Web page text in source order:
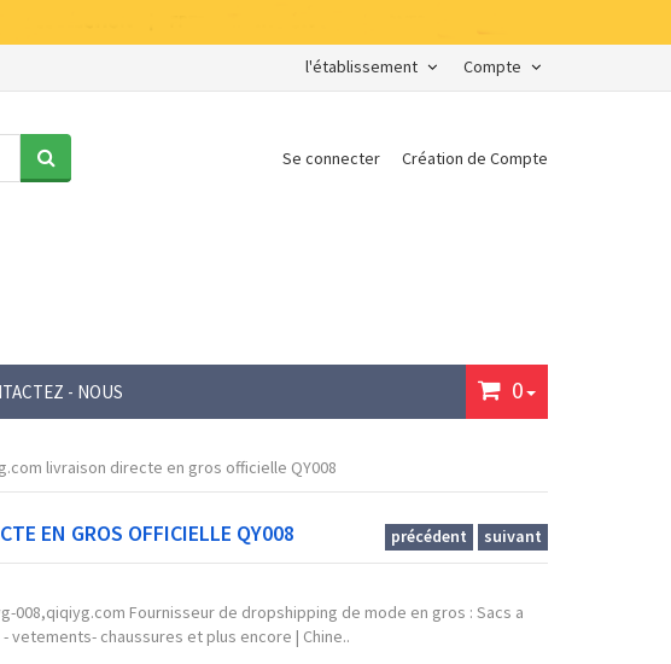
Compte
l'établissement
Se connecter Création de Compte
- NOUS 0
livraison directe en gros officielle QY008
EN GROS OFFICIELLE QY008 précédent suivant
008,qiqiyg.com Fournisseur de dropshipping de mode en gros : Sacs a
- vetements- chaussures et plus encore | Chine..